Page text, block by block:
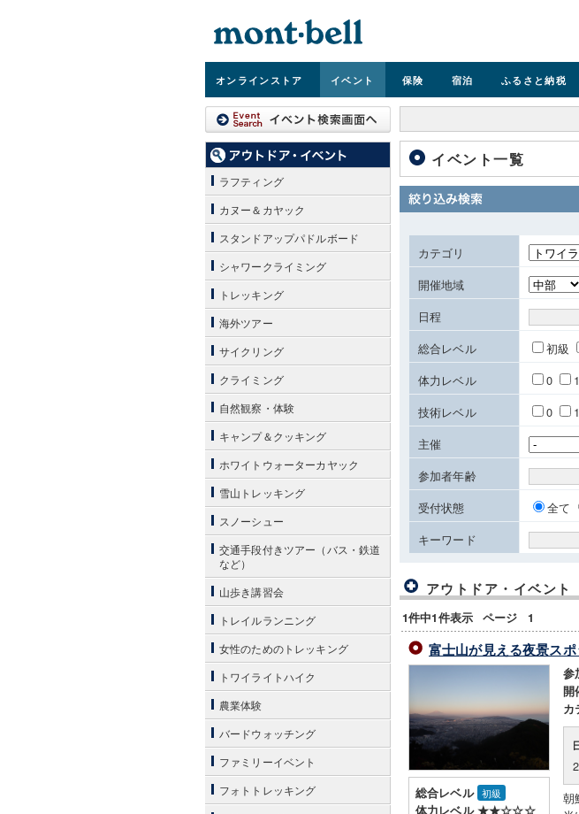
オンラインストア イベント 保険 宿泊 ふるさと納税
イベント一覧
カテゴリ
開催地域
日程
総合レベル
初級
体力レベル
0 1
技術レベル
0 1
主催
参加者年齢
受付状態
全て
キーワード
アウトドア・イベント
1件中1件表示 ページ 1
富士山が見える夜景ス
総合レベル 初級
体力レベル ★★☆☆☆
参
開
カ
朝
ラフティング
カヌー＆カヤック
スタンドアップパドルボード
シャワークライミング
トレッキング
海外ツアー
サイクリング
クライミング
自然観察・体験
キャンプ＆クッキング
ホワイトウォーターカヤック
雪山トレッキング
スノーシュー
交通手段付きツアー（バス・鉄道
など）
山歩き講習会
トレイルランニング
女性のためのトレッキング
トワイライトハイク
農業体験
バードウォッチング
ファミリーイベント
フォトトレッキング